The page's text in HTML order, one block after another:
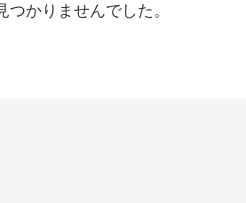
つかりませんでした。